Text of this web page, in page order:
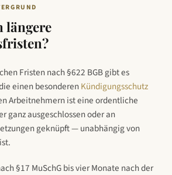
längere
Fristen nach §622 BGB gibt es
einen besonderenKündigungsschutz
Arbeitnehmern ist eine ordentliche
ganz ausgeschlossen oder an
geknüpft — unabhängig von
§17 MuSchG bis vier Monate nach der